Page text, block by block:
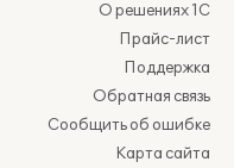
О решениях 1С
Прайс-лист
Поддержка
Обратная связь
Сообщить об ошибке
Карта сайта